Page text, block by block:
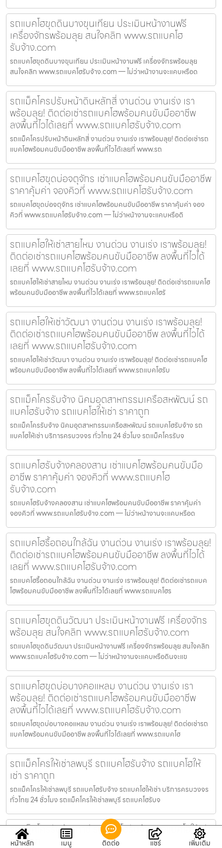
รถแบคโฮขุดดินบางขุนเทียน ประเมินหน้างานฟรี
เครื่องจักรพร้อมลุย สนใจคลิก www.รถแบคโฮ
รับจ้าง.com
รถแบคโฮขุดดินบางขุนเทียน ประเมินหน้างานฟรี เครื่องจักรพร้อมลุย
สนใจคลิก www.รถแบคโฮรับจ้าง.com — ไม่ว่าหน้างานจะแคบหรือด
รถแม็คโครปรับหน้าดินหลักสี่ งานด่วน งานเร่ง เรา
พร้อมลุย! ติดต่อเช่ารถแบคโฮพร้อมคนขับมืออาชีพ
ลงพื้นที่ไวได้เลยที่ www.รถแบคโฮรับจ้าง.com
รถแม็คโครปรับหน้าดินหลักสี่ งานด่วน งานเร่ง เราพร้อมลุย! ติดต่อเช่ารถ
แบคโฮพร้อมคนขับมืออาชีพ ลงพื้นที่ไวได้เลยที่ www.รถ
รถแบคโฮขุดบ่อจตุจักร เช่าแบคโฮพร้อมคนขับมืออาชีพ
ราคาคุ้มค่า จองคิวที่ www.รถแบคโฮรับจ้าง.com
รถแบคโฮขุดบ่อจตุจักร เช่าแบคโฮพร้อมคนขับมืออาชีพ ราคาคุ้มค่า จอง
คิวที่ www.รถแบคโฮรับจ้าง.com — ไม่ว่าหน้างานจะแคบหรือดิ
รถแบคโฮให้เช่าสายไหม งานด่วน งานเร่ง เราพร้อมลุย!
ติดต่อเช่ารถแบคโฮพร้อมคนขับมืออาชีพ ลงพื้นที่ไวได้
เลยที่ www.รถแบคโฮรับจ้าง.com
รถแบคโฮให้เช่าสายไหม งานด่วน งานเร่ง เราพร้อมลุย! ติดต่อเช่ารถแบคโฮ
พร้อมคนขับมืออาชีพ ลงพื้นที่ไวได้เลยที่ www.รถแบคโฮรั
รถแบคโฮให้เช่าวัฒนา งานด่วน งานเร่ง เราพร้อมลุย!
ติดต่อเช่ารถแบคโฮพร้อมคนขับมืออาชีพ ลงพื้นที่ไวได้
เลยที่ www.รถแบคโฮรับจ้าง.com
รถแบคโฮให้เช่าวัฒนา งานด่วน งานเร่ง เราพร้อมลุย! ติดต่อเช่ารถแบคโฮ
พร้อมคนขับมืออาชีพ ลงพื้นที่ไวได้เลยที่ www.รถแบคโฮรับ
รถแม็คโครรับจ้าง นิคมอุตสาหกรรมเครือสหพัฒน์ รถ
แบคโฮรับจ้าง รถแบคโฮให้เช่า ราคาถูก
รถแม็คโครรับจ้าง นิคมอุตสาหกรรมเครือสหพัฒน์ รถแบคโฮรับจ้าง รถ
แบคโฮให้เช่า บริการครบวงจร ทั่วไทย 24 ชั่วโมง รถแม็คโครรับจ
รถแบคโฮรับจ้างคลองสาน เช่าแบคโฮพร้อมคนขับมือ
อาชีพ ราคาคุ้มค่า จองคิวที่ www.รถแบคโฮ
รับจ้าง.com
รถแบคโฮรับจ้างคลองสาน เช่าแบคโฮพร้อมคนขับมืออาชีพ ราคาคุ้มค่า
จองคิวที่ www.รถแบคโฮรับจ้าง.com — ไม่ว่าหน้างานจะแคบหรือด
รถแบคโฮรื้อถอนใกล้ฉัน งานด่วน งานเร่ง เราพร้อมลุย!
ติดต่อเช่ารถแบคโฮพร้อมคนขับมืออาชีพ ลงพื้นที่ไวได้
เลยที่ www.รถแบคโฮรับจ้าง.com
รถแบคโฮรื้อถอนใกล้ฉัน งานด่วน งานเร่ง เราพร้อมลุย! ติดต่อเช่ารถแบค
โฮพร้อมคนขับมืออาชีพ ลงพื้นที่ไวได้เลยที่ www.รถแบคโฮร
รถแบคโฮขุดดินวัฒนา ประเมินหน้างานฟรี เครื่องจักร
พร้อมลุย สนใจคลิก www.รถแบคโฮรับจ้าง.com
รถแบคโฮขุดดินวัฒนา ประเมินหน้างานฟรี เครื่องจักรพร้อมลุย สนใจคลิก
www.รถแบคโฮรับจ้าง.com — ไม่ว่าหน้างานจะแคบหรือดินจะแข
รถแบคโฮขุดบ่อบางคอแหลม งานด่วน งานเร่ง เรา
พร้อมลุย! ติดต่อเช่ารถแบคโฮพร้อมคนขับมืออาชีพ
ลงพื้นที่ไวได้เลยที่ www.รถแบคโฮรับจ้าง.com
รถแบคโฮขุดบ่อบางคอแหลม งานด่วน งานเร่ง เราพร้อมลุย! ติดต่อเช่ารถ
แบคโฮพร้อมคนขับมืออาชีพ ลงพื้นที่ไวได้เลยที่ www.รถแบคโฮ
รถแม็คโครให้เช่าลพบุรี รถแบคโฮรับจ้าง รถแบคโฮให้
เช่า ราคาถูก
รถแม็คโครให้เช่าลพบุรี รถแบคโฮรับจ้าง รถแบคโฮให้เช่า บริการครบวงจร
ทั่วไทย 24 ชั่วโมง รถแม็คโครให้เช่าลพบุรี รถแบคโฮรับจ
รถแม็คโครรับจ้างภาชี รถแบคโฮรับจ้าง รถแบคโฮให้เช่า
ราคาถูก
หน้าหลัก เมนู ติดต่อ แชร์ เพิ่มเติม